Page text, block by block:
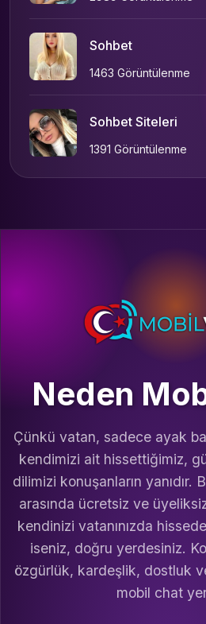
Sohbet
1463 Görüntülenme
Sohbet Siteleri
1391 Görüntülenme
Neden
Çünkü vatan, sadece ayak
kendimizi ait hissettiğimiz,
dilimizi konuşanların yanıdır.
arasında ücretsiz ve
kendinizi vatanınızda
iseniz, doğru yerdesiniz.
özgürlük, kardeşlik, dostluk
mobil chat